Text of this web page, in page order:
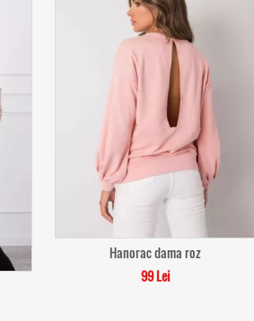
Hanorac dama roz
99 Lei